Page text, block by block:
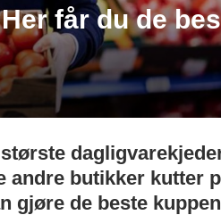
får du de
andre butikker kutter
gjøre de beste